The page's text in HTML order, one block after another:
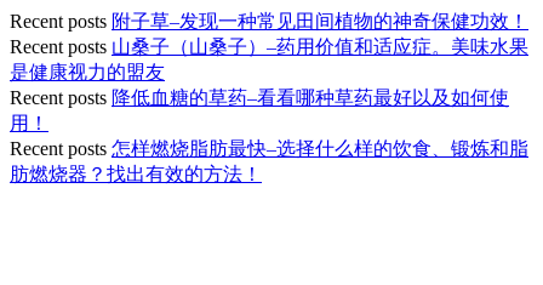
Recent posts 附子草–发现一种常见田间植物的神奇保健功效！
Recent posts 山桑子（山桑子）–药用价值和适应症。美味水果
是健康视力的盟友
Recent posts 降低血糖的草药–看看哪种草药最好以及如何使
用！
Recent posts 怎样燃烧脂肪最快–选择什么样的饮食、锻炼和脂
肪燃烧器？找出有效的方法！